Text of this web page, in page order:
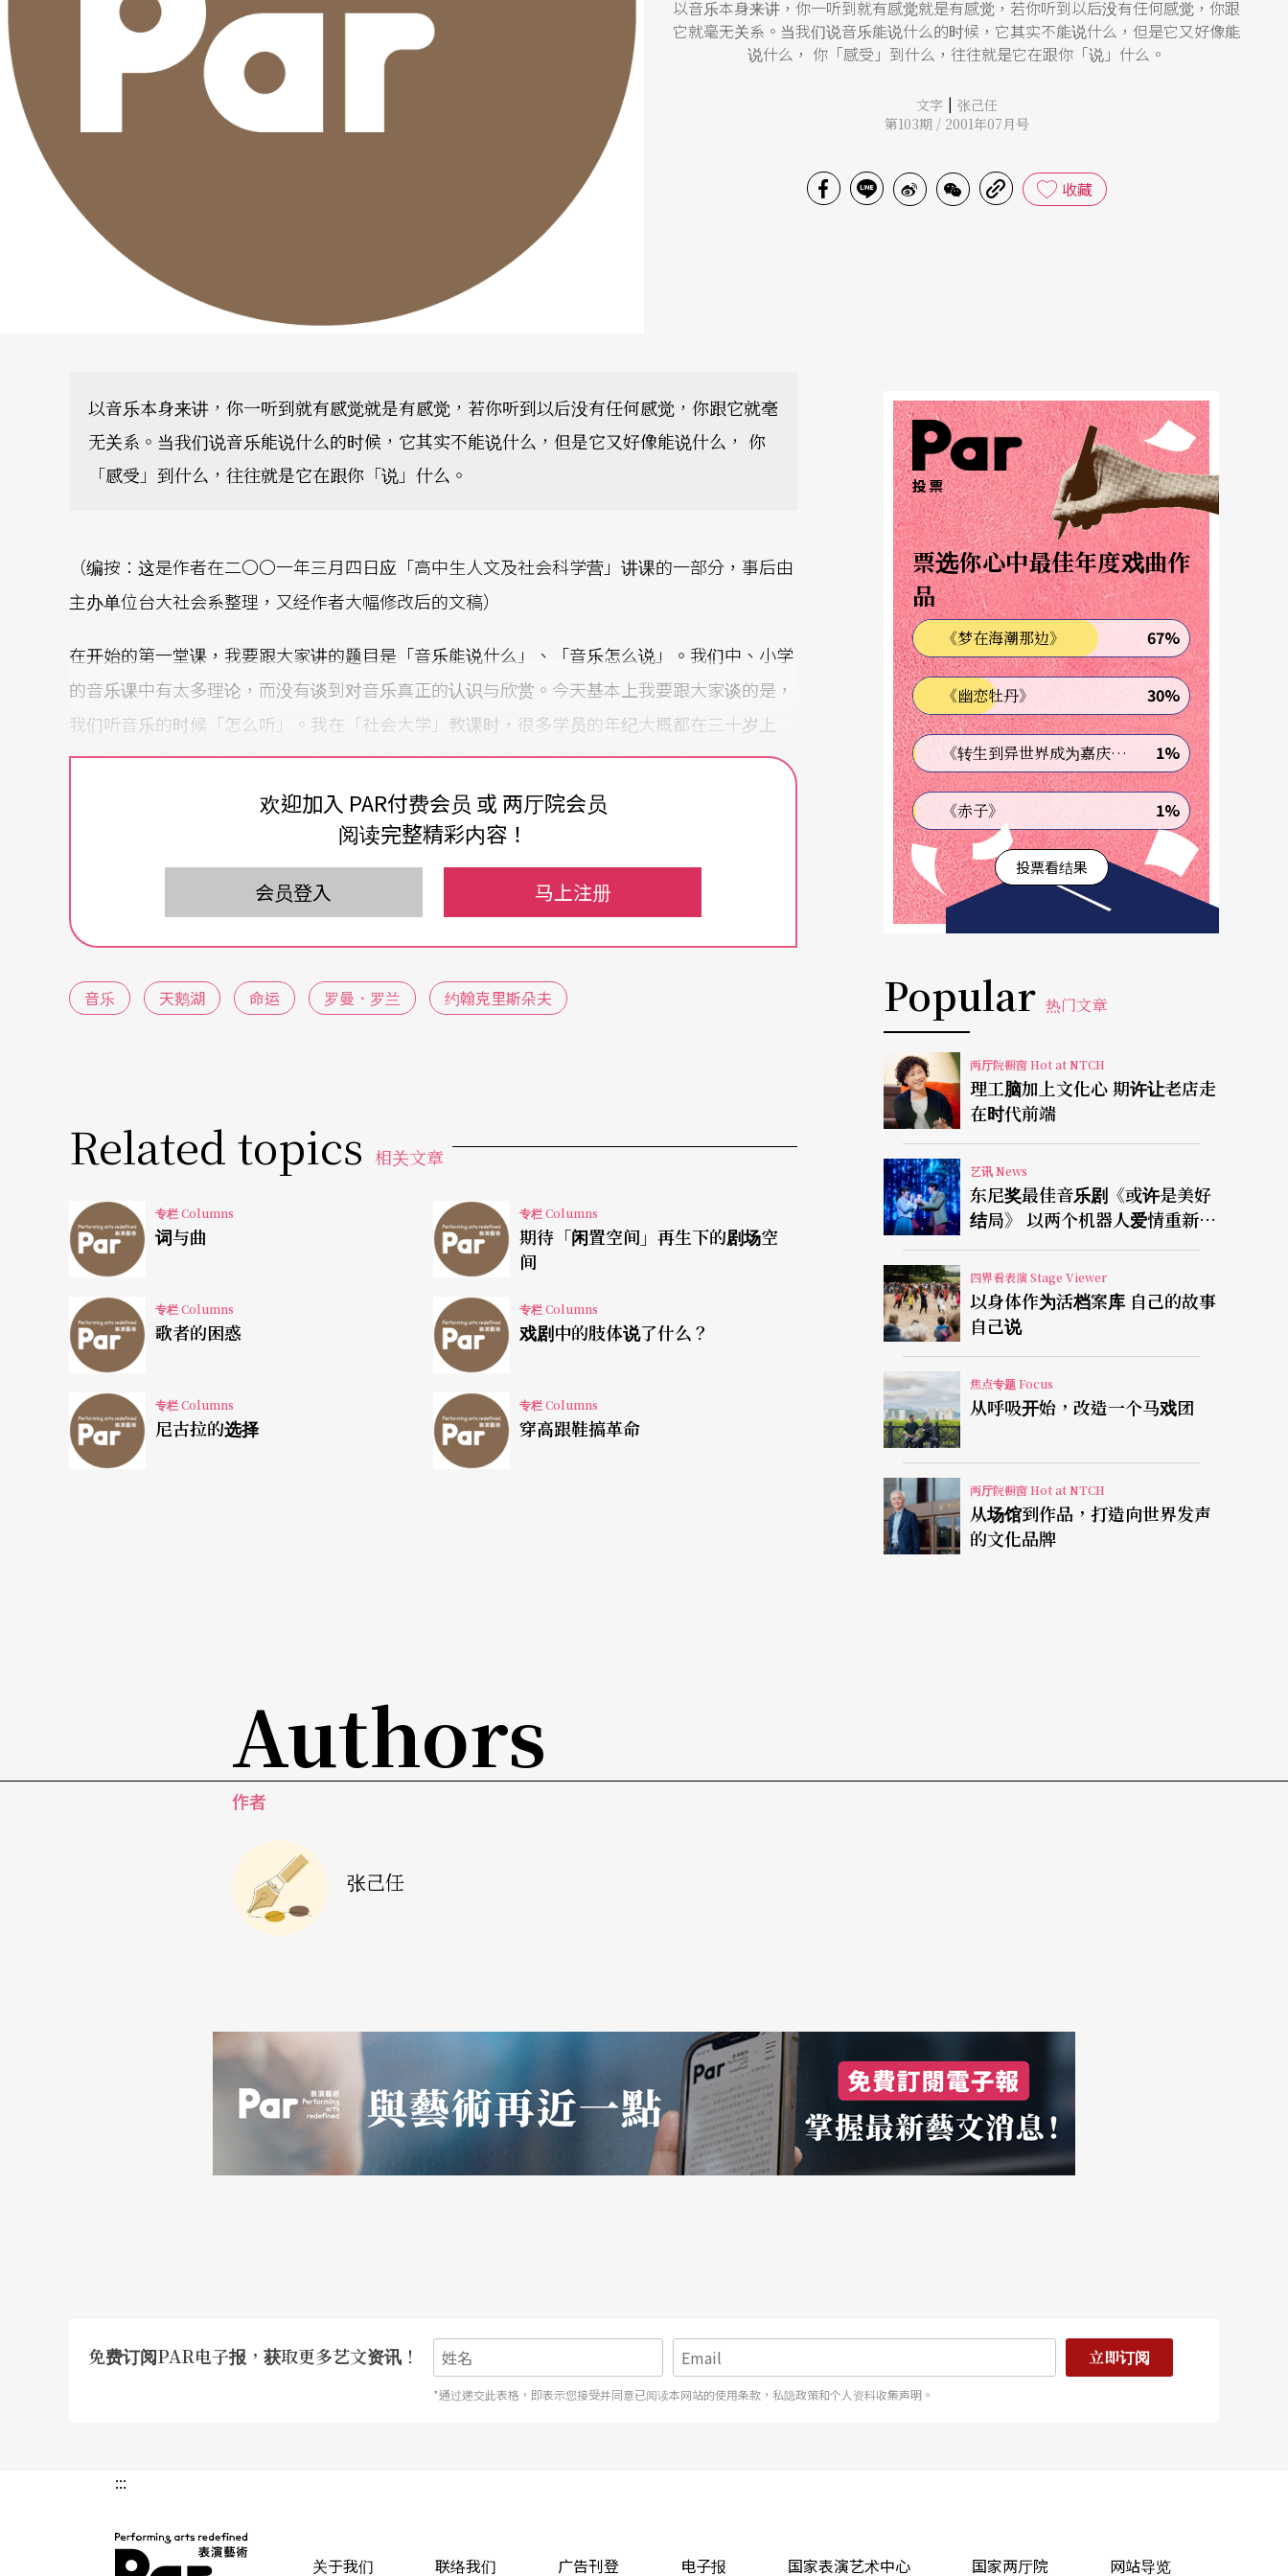
以音乐本身来讲，你一听到就有感觉就是有感觉，若你听到以后没有任何感觉，你跟
它就毫无关系。当我们说音乐能说什么的时候，它其实不能说什么，但是它又好像能
说什么， 你「感受」到什么，往往就是它在跟你「说」什么。
文字 | 张己任
第103期 / 2001年07月号
收藏
以音乐本身来讲，你一听到就有感觉就是有感觉，若你听到以后没有任何感觉，你跟它就毫
无关系。当我们说音乐能说什么的时候，它其实不能说什么，但是它又好像能说什么， 你
「感受」到什么，往往就是它在跟你「说」什么。
（编按：这是作者在二〇〇一年三月四日应「高中生人文及社会科学营」讲课的一部分，事后由
主办单位台大社会系整理，又经作者大幅修改后的文稿）
在开始的第一堂课，我要跟大家讲的题目是「音乐能说什么」、「音乐怎么说」。我们中、小学
的音乐课中有太多理论，而没有谈到对音乐真正的认识与欣赏。今天基本上我要跟大家谈的是，
我们听音乐的时候「怎么听」。我在「社会大学」教课时，很多学员的年纪大概都在三十岁上
下，第一堂课的时候大多数人会问：「老师，我很喜欢听音乐，可是我不知道音乐在说什么，我
不懂。」我问他们：「你为什么不懂？」他们说：「我不晓得音乐在说什么，譬如大家都说贝多
芬很伟大，但是我听贝多芬的音乐听了半天，都不知道他在讲什么，也不知道他伟大在哪里。」
我说好，我们来做一项实验，之后我才继续后面的讲题。现在我也要跟你们做一个实验，等一下
我会放一段音乐，放完之后你们告诉我，你的感觉是什么，什么都可以讲，只要是你的感觉都可
以。我们现在就开始听第一首（柴可夫斯基《天鹅湖》片段）。
好，这是第一首。我想问各位，你心里的感觉是什么？
联想到最后公主跳湖而死。这个曲子让我想到以前听过的这整个故事，它有些乐段会勾起我对某
很好，这是因为妳知道这首曲子，也知道这个故事，所以就会把整个故事几乎浓缩在这样一个短
短的曲子里面。有没有人完全不知道这个故事，今天第一次听这个曲子？请你说说你的感觉。
学员二：其实也不是全然没听过，只是听过曲子不知道故事。这段曲子给我的感觉，好像应该是
在一个宫廷播放的音乐，有一大堆绅士淑女在跳舞。我听到这首曲子，记得是在一个厕所芳香剂
宫廷宴会的时候播出，绅士及淑女在优雅地跳舞。
学员三：一开始声音比较柔和的地方，以及后来声音比较大的地方，都听到一直有水波的声音。
《天鹅湖》的故事。有些人有这种感觉，他觉得这个旋律听起来好像很忧郁，我说对，它忧郁；
但是也有人说，他觉得这首曲子的旋律很高雅，我说对，这个感觉也对。还有人跟我说，他说这
好像是在田野里，也就是在自然界的地方，我说这个也对；还有人说，这旋律很优雅、哀伤，可
是又好像觉得很无奈，我说对。他们问我：「老师，怎么我们说什么你都说对？」我说对啊！因
呢？它「代表」的是白天鹅，但是像刚刚这个旋律出来的时候，有谁知道它是白天鹅？大概没有
什么人知道它是白天鹅。如果你没听过或看过这出芭蕾舞剧，如果你根本不知道这个故事的背
旁边有树有草，这当然是一种田野的感觉。也有人提到感觉很忧郁，我说这当然，你想一个美丽
的公主白天变成天鹅，她当然很忧郁。像刚刚有同学提到水波，我说对，因为有湖，天鹅在湖中
游，当然跟水波有关系。
我说这些话的意思是什么呢？其实音乐的声音非常抽象，我没办法告诉你Do是什么意思，或者D
的故事，所以他根本不会去联想天鹅湖；当你一有这个界定与认知、跟文字产生关连，你就会随
著音乐往文字联想。基本上声音给我们的感觉是很直接的，刚刚音乐一放出来的时候，我要你们
现，想了半天只想到妈妈替你做了什么事。妈妈在你生病的时候照顾你、平常把你的便当准备得
欢迎加入 PAR付费会员 或 两厅院会员
阅读完整精彩内容！
会员登入 马上注册
音乐 天鹅湖 命运 罗曼．罗兰 约翰克里斯朵夫
Related topics 相关文章
专栏 Columns
词与曲
专栏 Columns
期待「闲置空间」再生下的剧场空
间
专栏 Columns
歌者的困惑
专栏 Columns
戏剧中的肢体说了什么？
专栏 Columns
尼古拉的选择
专栏 Columns
穿高跟鞋搞革命
投票
票选你心中最佳年度戏曲作
品
《梦在海潮那边》 67%
《幽恋牡丹》 30%
《转生到异世界成为嘉庆君—发现我的祖先是诈骗集团!?》 1%
《赤子》 1%
投票看结果
Popular 热门文章
两厅院橱窗 Hot at NTCH
理工脑加上文化心 期许让老店走
在时代前端
艺讯 News
东尼奖最佳音乐剧《或许是美好
结局》 以两个机器人爱情重新凝
视有限人生
四界看表演 Stage Viewer
以身体作为活档案库 自己的故事
自己说
焦点专题 Focus
从呼吸开始，改造一个马戏团
两厅院橱窗 Hot at NTCH
从场馆到作品，打造向世界发声
的文化品牌
Authors
作者
张己任
免费订阅PAR电子报，获取更多艺文资讯！ 立即订阅
*通过递交此表格，即表示您接受并同意已阅读本网站的使用条款，私隐政策和个人资料收集声明。
:::
关于我们 联络我们 广告刊登 电子报 国家表演艺术中心 国家两厅院 网站导览